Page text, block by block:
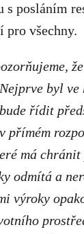
s posláním
pro všechny.
byl
řídit
přímém
má
odmítá a
výroky